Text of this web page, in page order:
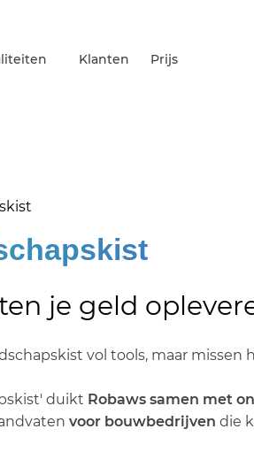
Klanten Prijs
je geld
vol tools, maar
duikt Robaws samen met
voor bouwbedrijven die